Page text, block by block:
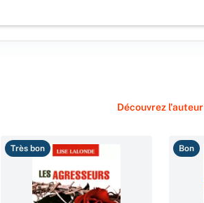
Découvrez l'auteur
Très bon Bon